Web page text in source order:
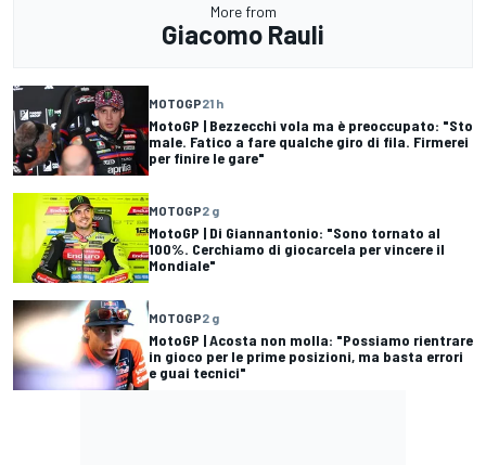
More from
Giacomo Rauli
MOTOGP21 h
MotoGP | Bezzecchi vola ma è preoccupato: "Sto
male. Fatico a fare qualche giro di fila. Firmerei
per finire le gare"
MOTOGP2 g
MotoGP | Di Giannantonio: "Sono tornato al
100%. Cerchiamo di giocarcela per vincere il
Mondiale"
MOTOGP2 g
MotoGP | Acosta non molla: "Possiamo rientrare
in gioco per le prime posizioni, ma basta errori
e guai tecnici"